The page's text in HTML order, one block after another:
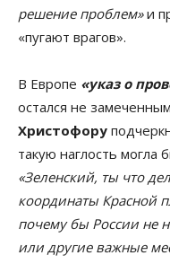
решение проблем»и
«пугают врагов».
В Европе «указ о
остался не
Христофору
такую наглость могла
«Зеленский, ты что
координаты Красной
почему бы России не
или другие важные